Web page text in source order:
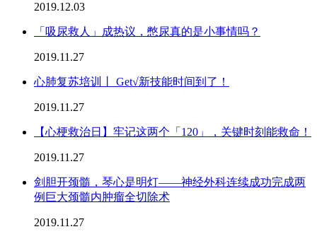
2019.12.03
「吸尿救人」成热议，憋尿真的是小事情吗？
2019.11.27
心肺复苏培训丨 Get√新技能时间到了！
2019.11.27
【心梗救治日】牢记这两个「120」，关键时刻能救命！
2019.11.27
剑胆开颈髓，琴心是明灯——神经外科连续成功完成两
例巨大颈髓内肿瘤全切除术
2019.11.27